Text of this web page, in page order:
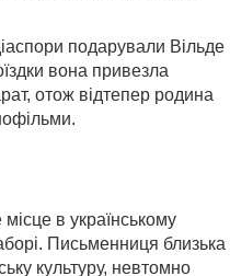
подарували Вільде
вона привезла
отож відтепер родина
в українському
Письменниця близька
культуру, невтомно